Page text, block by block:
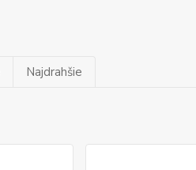
Najdrahšie